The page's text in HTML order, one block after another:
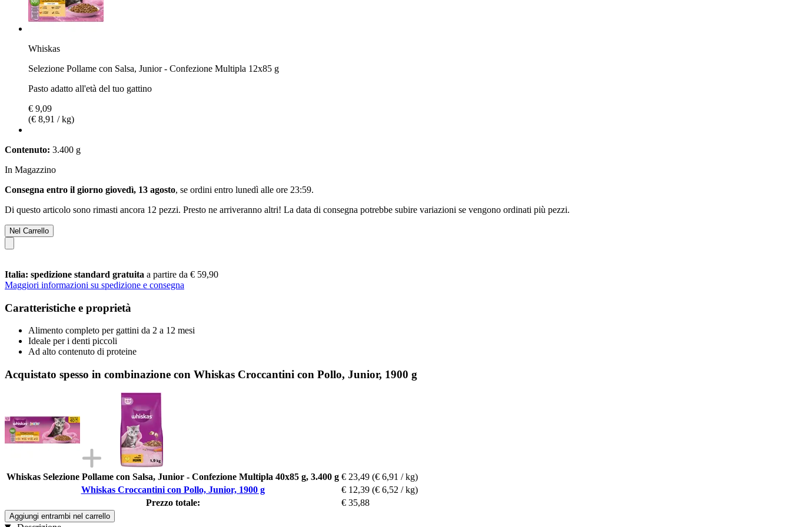
Whiskas
Selezione Pollame con Salsa, Junior - Confezione Multipla 12x85 g
Pasto adatto all'età del tuo gattino
€ 9,09
(€ 8,91 / kg)
Contenuto: 3.400 g
In Magazzino
Consegna entro il giorno giovedì, 13 agosto, se ordini entro lunedì alle ore 23:59.
Di questo articolo sono rimasti ancora 12 pezzi. Presto ne arriveranno altri! La data di consegna potrebbe subire variazioni se vengono ordinati più pezzi.
Nel Carrello
Italia: spedizione standard gratuita a partire da € 59,90
Maggiori informazioni su spedizione e consegna
Caratteristiche e proprietà
Alimento completo per gattini da 2 a 12 mesi
Ideale per i denti piccoli
Ad alto contenuto di proteine
Acquistato spesso in combinazione con Whiskas Croccantini con Pollo, Junior, 1900 g
Whiskas Selezione Pollame con Salsa, Junior - Confezione Multipla 40x85 g, 3.400 g € 23,49 (€ 6,91 / kg)
Whiskas Croccantini con Pollo, Junior, 1900 g
€ 12,39 (€ 6,52 / kg)
Prezzo totale:
€ 35,88
Aggiungi entrambi nel carrello